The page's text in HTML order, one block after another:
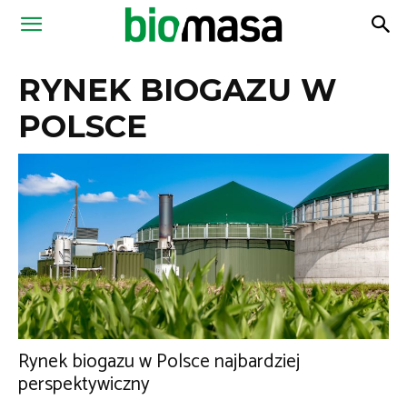
Magazyn
RYNEK BIOGAZU W
POLSCE
Rynek biogazu w Polsce najbardziej
perspektywiczny